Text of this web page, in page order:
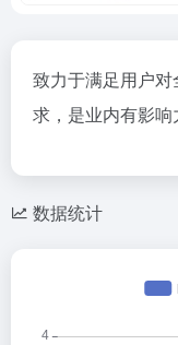
致力于满足用户
求，是业内有影响
数据统计